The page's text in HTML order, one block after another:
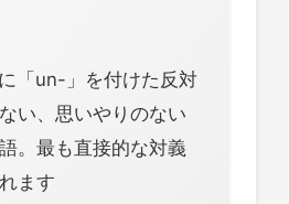
「un-」を付けた反対
い、思いやりのない
。最も直接的な対義
ます